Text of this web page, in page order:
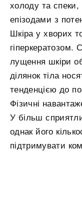
холоду та спеки,
епізодами з
Шкіра у хворих
гіперкератозом.
лущення шкіри
ділянок тіла
тенденцією до
Фізичні
У більш
однак його
підтримувати